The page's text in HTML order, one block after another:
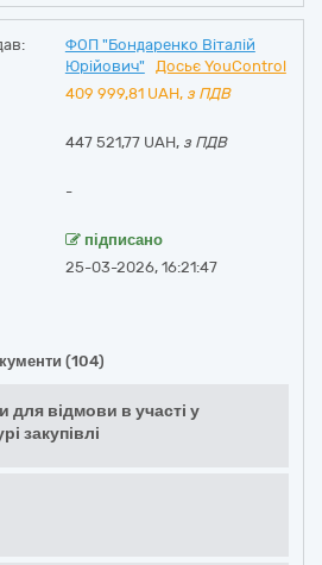
ФОП "Бондаренко Віталій
Юрійович"
Досьє YouControl
409 999,81 UAH, з ПДВ
447 521,77 UAH, з ПДВ
-
підписано
25-03-2026, 16:21:47
(104)
для відмови в участі у
закупівлі